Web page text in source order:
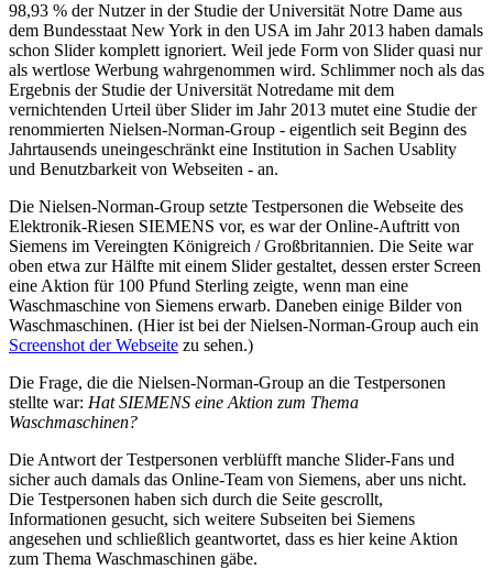
98,93 % der Nutzer in der Studie der Universität Notre Dame aus
dem Bundesstaat New York in den USA im Jahr 2013 haben damals
schon Slider komplett ignoriert. Weil jede Form von Slider quasi nur
als wertlose Werbung wahrgenommen wird. Schlimmer noch als das
Ergebnis der Studie der Universität Notredame mit dem
vernichtenden Urteil über Slider im Jahr 2013 mutet eine Studie der
renommierten Nielsen-Norman-Group - eigentlich seit Beginn des
Jahrtausends uneingeschränkt eine Institution in Sachen Usablity
und Benutzbarkeit von Webseiten - an.
Die Nielsen-Norman-Group setzte Testpersonen die Webseite des
Elektronik-Riesen SIEMENS vor, es war der Online-Auftritt von
Siemens im Vereingten Königreich / Großbritannien. Die Seite war
oben etwa zur Hälfte mit einem Slider gestaltet, dessen erster Screen
eine Aktion für 100 Pfund Sterling zeigte, wenn man eine
Waschmaschine von Siemens erwarb. Daneben einige Bilder von
Waschmaschinen. (Hier ist bei der Nielsen-Norman-Group auch ein
Screenshot der Webseite zu sehen.)
Die Frage, die die Nielsen-Norman-Group an die Testpersonen
stellte war: Hat SIEMENS eine Aktion zum Thema
Waschmaschinen?
Die Antwort der Testpersonen verblüfft manche Slider-Fans und
sicher auch damals das Online-Team von Siemens, aber uns nicht.
Die Testpersonen haben sich durch die Seite gescrollt,
Informationen gesucht, sich weitere Subseiten bei Siemens
angesehen und schließlich geantwortet, dass es hier keine Aktion
zum Thema Waschmaschinen gäbe.